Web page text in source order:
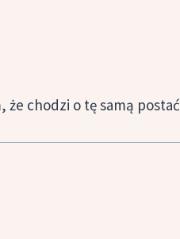
że chodzi o tę samą postać